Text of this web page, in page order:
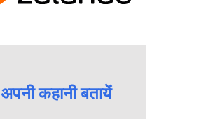
अपनी कहानी बतायें